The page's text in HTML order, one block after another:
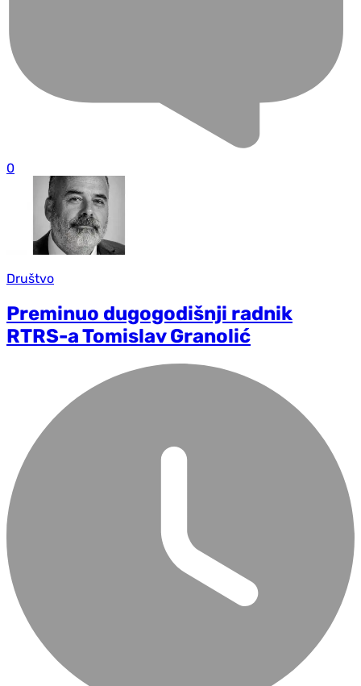
0
Društvo
Preminuo dugogodišnji radnik
RTRS-a Tomislav Granolić